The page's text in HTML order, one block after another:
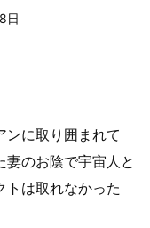
日
ンに取り囲まれて
妻のお陰で宇宙人と
トは取れなかった